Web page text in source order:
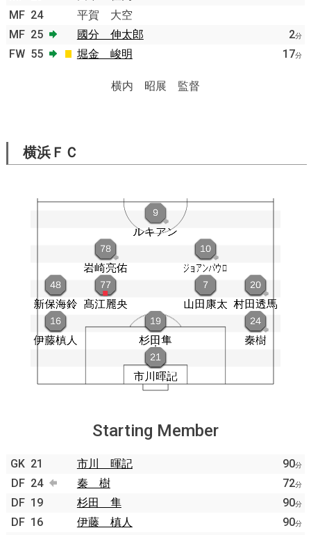
MF 24
平賀 大空
MF 25 國分 伸太郎 2分
FW 55 堀金 峻明 17分
横内 昭展 監督
横浜ＦＣ
Starting Member
GK 21 市川 暉記 90分
DF 24 秦 樹 72分
DF 19 杉田 隼 90分
DF 16 伊藤 槙人 90分